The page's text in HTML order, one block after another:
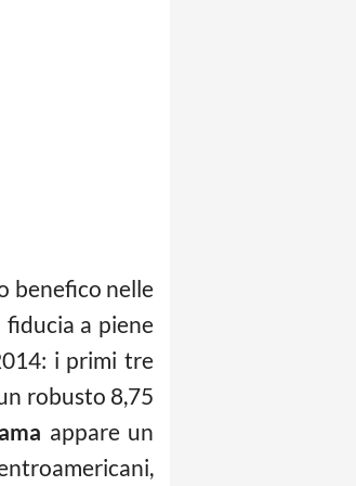
benefico nelle
a piene
i primi tre
robusto 8,75
appare un